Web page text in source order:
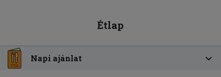
Étlap
Napi ajánlat